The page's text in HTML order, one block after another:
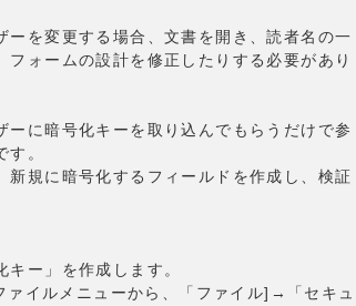
ーを変更する場合、文書を開き、読者名の一
ォームの設計を修正したりする必要があり
に暗号化キーを取り込んでもらうだけで参
。
規に暗号化するフィールドを作成し、検証
ー」を作成します。
イルメニューから、「ファイル]→「セキュ